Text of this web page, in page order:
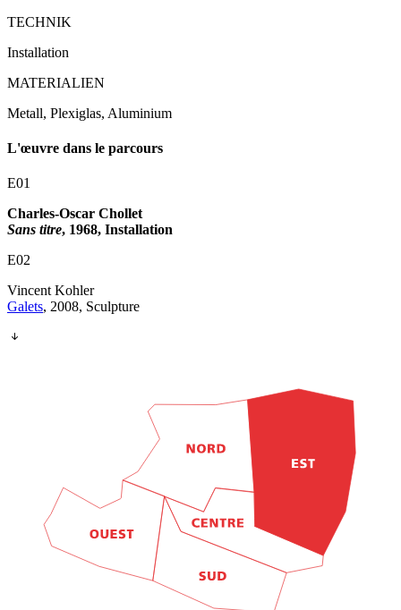
TECHNIK
Installation
MATERIALIEN
Metall, Plexiglas, Aluminium
L'œuvre dans le parcours
E01
Charles-Oscar Chollet
Sans titre, 1968, Installation
E02
Vincent Kohler
Galets, 2008, Sculpture